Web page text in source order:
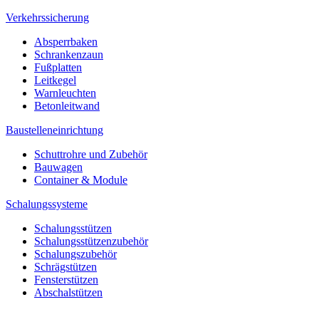
Verkehrssicherung
Absperrbaken
Schrankenzaun
Fußplatten
Leitkegel
Warnleuchten
Betonleitwand
Baustelleneinrichtung
Schuttrohre und Zubehör
Bauwagen
Container & Module
Schalungssysteme
Schalungsstützen
Schalungsstützenzubehör
Schalungszubehör
Schrägstützen
Fensterstützen
Abschalstützen